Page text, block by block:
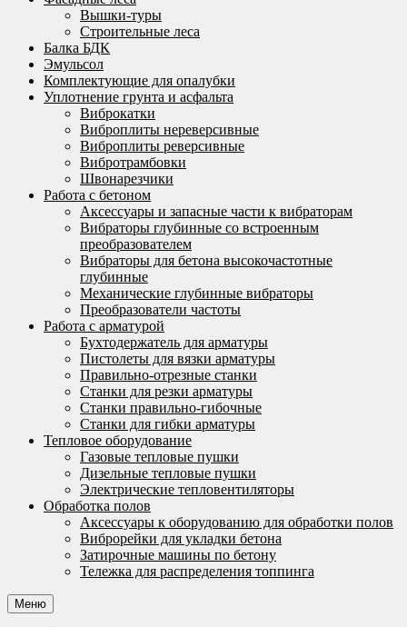
Вышки-туры
Строительные леса
Балка БДК
Эмульсол
Комплектующие для опалубки
Уплотнение грунта и асфальта
Виброкатки
Виброплиты нереверсивные
Виброплиты реверсивные
Вибротрамбовки
Швонарезчики
Работа с бетоном
Аксессуары и запасные части к вибраторам
Вибраторы глубинные со встроенным
преобразователем
Вибраторы для бетона высокочастотные
глубинные
Механические глубинные вибраторы
Преобразователи частоты
Работа с арматурой
Бухтодержатель для арматуры
Пистолеты для вязки арматуры
Правильно-отрезные станки
Станки для резки арматуры
Станки правильно-гибочные
Станки для гибки арматуры
Тепловое оборудование
Газовые тепловые пушки
Дизельные тепловые пушки
Электрические тепловентиляторы
Обработка полов
Аксессуары к оборудованию для обработки полов
Виброрейки для укладки бетона
Затирочные машины по бетону
Тележка для распределения топпинга
Меню